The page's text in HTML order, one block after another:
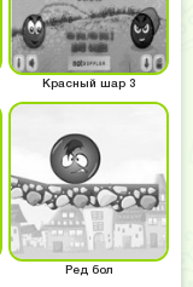
Красный шар 3
Ред бол